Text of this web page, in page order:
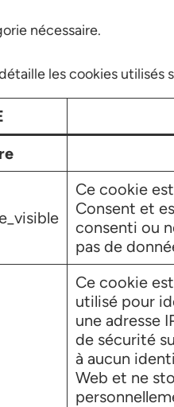
nécessaire.
les cookies utilisés
Ce cookie
Consent et
consenti ou
pas de
Ce cookie
utilisé pour
une adresse
de sécurité
à aucun
Web et ne